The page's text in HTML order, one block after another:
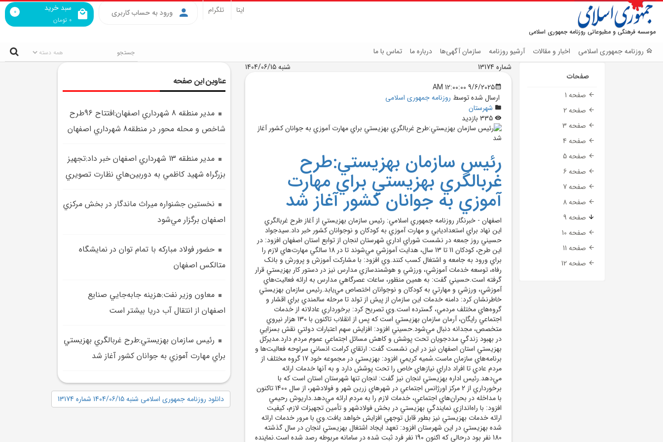
موسسه فرهنگی و مطبوعاتی روزنامه جمهوری اسلامی
سبد خرید
0 تومان
0 ورود به حساب کاربری ایتا تلگرام
روزنامه جمهوری اسلامی اخبار و مقالات آرشیو روزنامه سازمان آگهی‌ها درباره ما تماس با ما
صفحات
صفحه 1
صفحه 2
صفحه 3
صفحه 4
صفحه 5
صفحه 6
صفحه 7
صفحه 8
صفحه 9
صفحه 10
صفحه 11
صفحه 12
شماره 13174
شنبه 1404/06/15
9/6/2025 12:00:00 AM
ارسال شده توسط روزنامه جمهوری اسلامی
شهرستان
رئيس سازمان بهزيستي:طرح
غربالگري بهزيستي براي مهارت
آموزي به جوانان کشور آغاز شد
اصفهان - خبرنگار روزنامه جمهوري اسلامي: رئيس سازمان بهزيستي از آغاز طرح غربالگري
اين نهاد براي استعداديابي و مهارت آموزي به کودکان و نوجوانان کشور خبر داد.سيدجواد
حسيني روز جمعه در نشست شوراي اداري شهرستان لنجان از توابع استان اصفهان افزود: در
اين طرح، کودکان 11 تا 13 سال، هدايت آموزشي مي‌شوند تا در 18 سالگي مهارت‌هاي لازم را
براي ورود به جامعه و اشتغال کسب کنند.وي افزود: با مشارکت آموزش و پرورش و بانک
رفاه، توسعه خدمات آموزشي، ورزشي و هوشمندسازي مدارس نيز در دستور کار بهزيستي قرار
گرفته است.حسيني گفت: به همين منظور، ساعات عصرگاهي مدارس به ارائه فعاليت‌هاي
آموزشي، ورزشي و مهارتي به کودکان و نوجوانان اختصاص مي‌يابد.رئيس سازمان بهزيستي
خاطرنشان کرد: دامنه خدمات اين سازمان از پيش از تولد تا مرحله سالمندي براي اقشار و
گروه‌هاي مختلف مردمي، گسترده است.وي تصريح کرد: برخورداري عادلانه از خدمات
اجتماعي رايگان، آرمان سازمان بهزيستي است که پس از انقلاب تاکنون با 130 هزار نيروي
متخصص، مجدانه دنبال مي‌شود.حسيني افزود: افزايش سهم اعتبارات دولتي نقش بسزايي
در بهبود زندگي مددجويان تحت پوشش و کاهش مسائل اجتماعي عموم مردم دارد.مديرکل
بهزيستي استان اصفهان نيز در اين نشست گفت: ارتقاي کرامت انساني سرلوحه فعاليت‌ها و
برنامه‌هاي سازمان ماست.سُميه کريمي افزود: بهزيستي در مجموعه خود 17 گروه مختلف از
مردم عادي تا افراد داراي نيازهاي خاص را تحت پوشش دارد و به آنها خدمات ارائه
مي‌دهد.رئيس اداره بهزيستي لنجان نيز گفت: لنجان تنها شهرستان استان است که با
برخورداري از 2 مرکز اورژانس اجتماعي در شهرهاي زرين شهر و فولادشهر، از سال 1400 تاکنون
با مداخله در بحران‌هاي اجتماعي، خدمات لازم را به مردم ارائه مي‌دهد.داريوش رحيمي
افزود: با راه‌اندازي نمايندگي بهزيستي در بخش فولادشهر و تأمين تجهيزات لازم، کيفيت
ارائه خدمات بهزيستي نيز بطور قابل توجهي افزايش خواهد يافت.وي با مرور خدمات ارائه
شده بهزيستي در اين شهرستان افزود: تعهد ايجاد اشتغال بهزيستي لنجان در سال گذشته
180 نفر بود درحالي که اکنون 190 نفر فرد ثبت شده در سامانه مربوطه رصد شده است.نماينده
عناوین این صفحه
مدير منطقه 8 شهرداري اصفهان:افتتاح 96طرح
شاخص و محله محور در منطقه8 شهرداري اصفهان
مدير منطقه 13 شهرداري اصفهان خبر داد:تجهيز
بزرگراه شهيد کاظمي به دوربين‌هاي نظارت تصويري
نخستين جشنواره ميراث ماندگار در بخش مرکزي
اصفهان برگزار مي‌شود
حضور فولاد مبارکه با تمام توان در نمايشگاه
متالکس اصفهان
معاون وزير نفت:هزينه جابه‌جايي صنايع
اصفهان از انتقال آب دريا بيشتر است
رئيس سازمان بهزيستي:طرح غربالگري بهزيستي
براي مهارت آموزي به جوانان کشور آغاز شد
دانلود روزنامه جمهوری اسلامی شنبه 1404/06/15 شماره 13174